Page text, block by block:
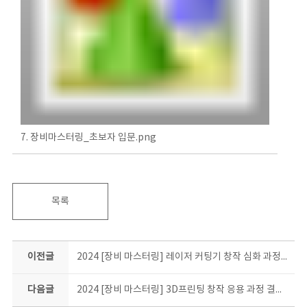
7. 장비마스터링_초보자 입문.png
목록
이전글 2024 [장비 마스터링] 레이저 커팅기 창작 심화 과정 결과물 소개
다음글 2024 [장비 마스터링] 3D프린팅 창작 응용 과정 결과물 소개